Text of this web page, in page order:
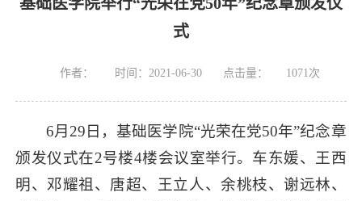
式
作者： 时间：2021-06-30 点击量： 1071 次
6月29日，基础医学院“光荣在党50年”纪念章
颁发仪式在2号楼4楼会议室举行。车东媛、王西
明、邓耀祖、唐超、王立人、余桃枝、谢远林、